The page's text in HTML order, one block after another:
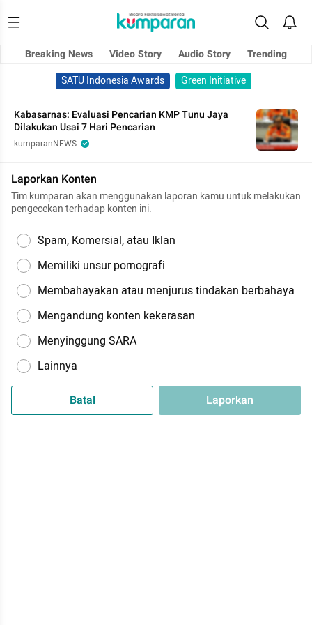
Breaking News Video Story Audio Story
Trending
SATU Indonesia Awards
Green Initiative
Kabasarnas: Evaluasi Pencarian KMP Tunu Jaya
Dilakukan Usai 7 Hari Pencarian
kumparanNEWS
Laporkan Konten
Tim kumparan akan menggunakan laporan kamu untuk melakukan
pengecekan terhadap konten ini.
Spam, Komersial, atau Iklan
Memiliki unsur pornografi
Membahayakan atau menjurus tindakan berbahaya
Mengandung konten kekerasan
Menyinggung SARA
Lainnya
Batal Laporkan